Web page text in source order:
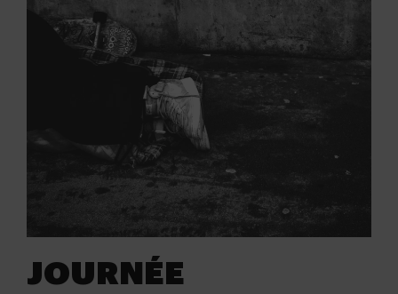
JOURNÉE